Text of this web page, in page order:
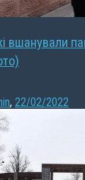
вшанували
, 22/02/2022